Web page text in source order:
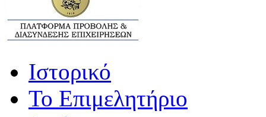
Ιστορικό
Το Επιμελητήριο